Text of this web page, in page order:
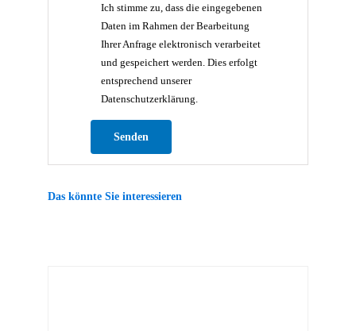
Ich stimme zu, dass die eingegebenen
Daten im Rahmen der Bearbeitung
Ihrer Anfrage elektronisch verarbeitet
und gespeichert werden. Dies erfolgt
entsprechend unserer
Datenschutzerklärung.
Das könnte Sie interessieren